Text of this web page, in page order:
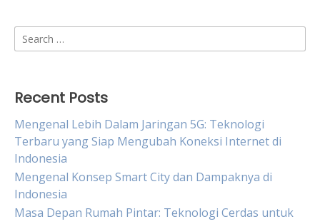
Search
for:
Recent Posts
Mengenal Lebih Dalam Jaringan 5G: Teknologi
Terbaru yang Siap Mengubah Koneksi Internet di
Indonesia
Mengenal Konsep Smart City dan Dampaknya di
Indonesia
Masa Depan Rumah Pintar: Teknologi Cerdas untuk